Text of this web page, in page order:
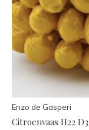
Enzo de Gasperi
Citroenvaas H22